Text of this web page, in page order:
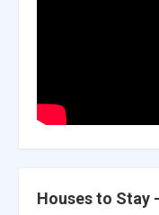
Houses to Stay